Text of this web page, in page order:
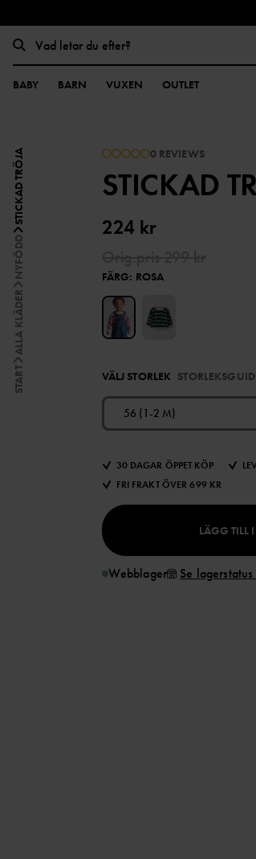
BABY BARN VUXEN OUTLET
START
ALLA KLÄDER
NYFÖDD
STICKAD TRÖJA 0 REVIEWS
STICKAD
224 kr
FÄRG: ROSA
VÄLJ STORLEK
56 (1-2 M)
30 DAGAR ÖPPET KÖP
FRI FRAKT ÖVER 699 KR
LÄGG TILL
Webblager Se